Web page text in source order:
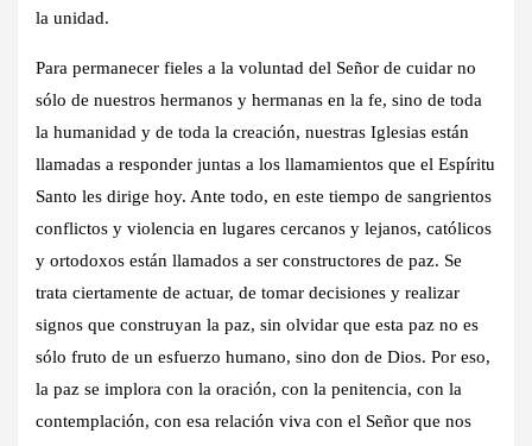
la unidad.
Para permanecer fieles a la voluntad del Señor de cuidar no
sólo de nuestros hermanos y hermanas en la fe, sino de toda
la humanidad y de toda la creación, nuestras Iglesias están
llamadas a responder juntas a los llamamientos que el Espíritu
Santo les dirige hoy. Ante todo, en este tiempo de sangrientos
conflictos y violencia en lugares cercanos y lejanos, católicos
y ortodoxos están llamados a ser constructores de paz. Se
trata ciertamente de actuar, de tomar decisiones y realizar
signos que construyan la paz, sin olvidar que esta paz no es
sólo fruto de un esfuerzo humano, sino don de Dios. Por eso,
la paz se implora con la oración, con la penitencia, con la
contemplación, con esa relación viva con el Señor que nos